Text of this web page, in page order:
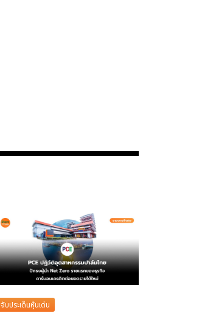
จับประเด็นหุ้นเด่น